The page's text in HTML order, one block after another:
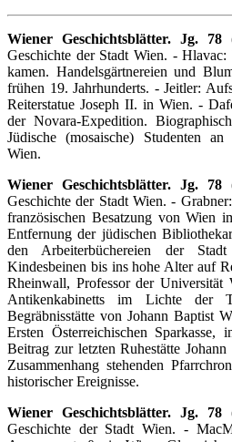
Wiener Geschichtsblätter. Jg.
Geschichte der Stadt Wien. -
kamen. Handelsgärtnereien und
frühen 19. Jahrhunderts. - Jeitler:
Reiterstatue Joseph II. in Wien. -
der Novara-Expedition.
Jüdische (mosaische) Studenten
Wien.
Wiener Geschichtsblätter. Jg.
Geschichte der Stadt Wien. -
französischen Besatzung von Wien
Entfernung der jüdischen
den Arbeiterbüchereien der
Kindesbeinen bis ins hohe Alter auf
Rheinwall, Professor der
Antikenkabinetts im Lichte der
Begräbnisstätte von Johann Baptist
Ersten Österreichischen
Beitrag zur letzten Ruhestätte
Zusammenhang stehenden
historischer Ereignisse.
Wiener Geschichtsblätter. Jg.
Geschichte der Stadt Wien. -